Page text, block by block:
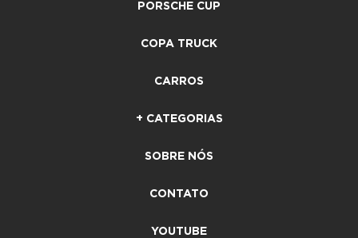
PORSCHE CUP
COPA TRUCK
CARROS
+ CATEGORIAS
SOBRE NÓS
CONTATO
YOUTUBE